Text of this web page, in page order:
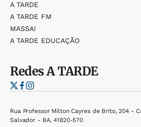
A TARDE
A TARDE FM
MASSA!
A TARDE EDUCAÇÃO
RedesA TARDE
Rua Professor Milton Cayres de Brito, 204 -
Salvador - BA, 41820-570